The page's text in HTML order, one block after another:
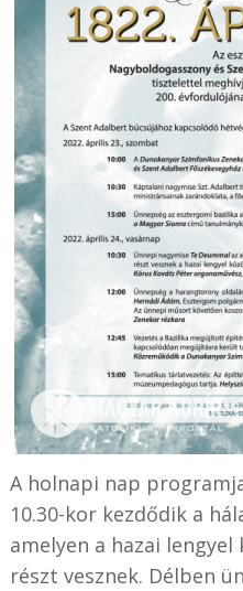
A holnapi nap
10.30-kor kezdődik a
amelyen a hazai
részt vesznek. Délben